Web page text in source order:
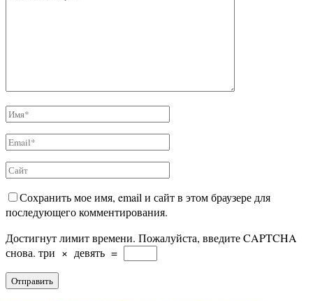
Сохранить мое имя, email и сайт в этом браузере для
последующего комментирования.
Достигнут лимит времени. Пожалуйста, введите CAPTCHA
снова. три × девять =